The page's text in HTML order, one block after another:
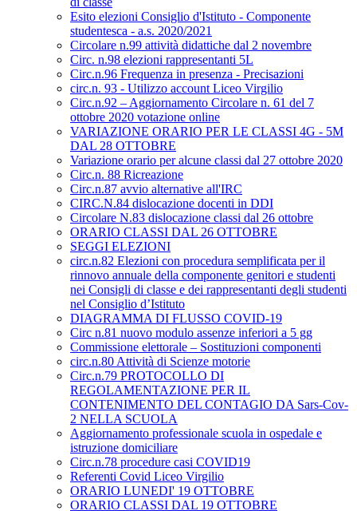
Esito elezioni Consiglio d'Istituto - Componente
studentesca - a.s. 2020/2021
Circolare n.99 attività didattiche dal 2 novembre
Circ. n.98 elezioni rappresentanti 5L
Circ.n.96 Frequenza in presenza - Precisazioni
circ.n. 93 - Utilizzo account Liceo Virgilio
Circ.n.92 – Aggiornamento Circolare n. 61 del 7
ottobre 2020 votazione online
VARIAZIONE ORARIO PER LE CLASSI 4G - 5M
DAL 28 OTTOBRE
Variazione orario per alcune classi dal 27 ottobre 2020
Circ.n. 88 Ricreazione
Circ.n.87 avvio alternative all'IRC
CIRC.N.84 dislocazione docenti in DDI
Circolare N.83 dislocazione classi dal 26 ottobre
ORARIO CLASSI DAL 26 OTTOBRE
SEGGI ELEZIONI
circ.n.82 Elezioni con procedura semplificata per il
rinnovo annuale della componente genitori e studenti
nei Consigli di classe e dei rappresentanti degli studenti
nel Consiglio d’Istituto
DIAGRAMMA DI FLUSSO COVID-19
Circ n.81 nuovo modulo assenze inferiori a 5 gg
Commissione elettorale – Sostituzioni componenti
circ.n.80 Attività di Scienze motorie
Circ.n.79 PROTOCOLLO DI
REGOLAMENTAZIONE PER IL
CONTENIMENTO DEL CONTAGIO DA Sars-Cov-
2 NELLA SCUOLA
Aggiornamento professionale scuola in ospedale e
istruzione domiciliare
Circ.n.78 procedure casi COVID19
Referenti Covid Liceo Virgilio
ORARIO LUNEDI' 19 OTTOBRE
ORARIO CLASSI DAL 19 OTTOBRE